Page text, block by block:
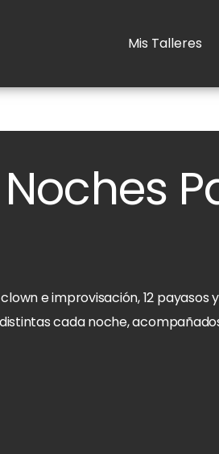
Mis Talleres
e improvisación, 12 payasos
cada noche,